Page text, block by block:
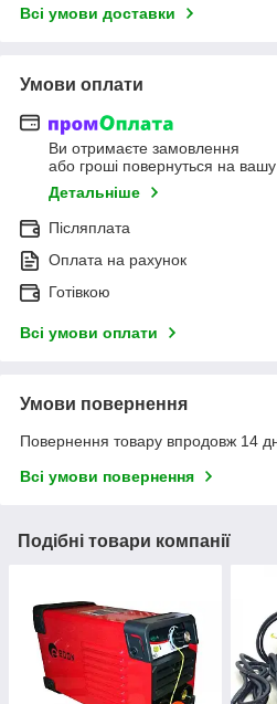
Всі умови доставки
Умови оплати
Ви отримаєте замовлення
або гроші повернуться на вашу
Детальніше
Післяплата
Оплата на рахунок
Готівкою
Всі умови оплати
Умови повернення
Повернення товару впродовж 14
Всі умови повернення
Подібні товари компанії